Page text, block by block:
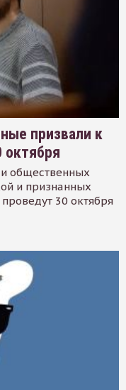
призвали к
октября
общественных
и признанных
30 октября